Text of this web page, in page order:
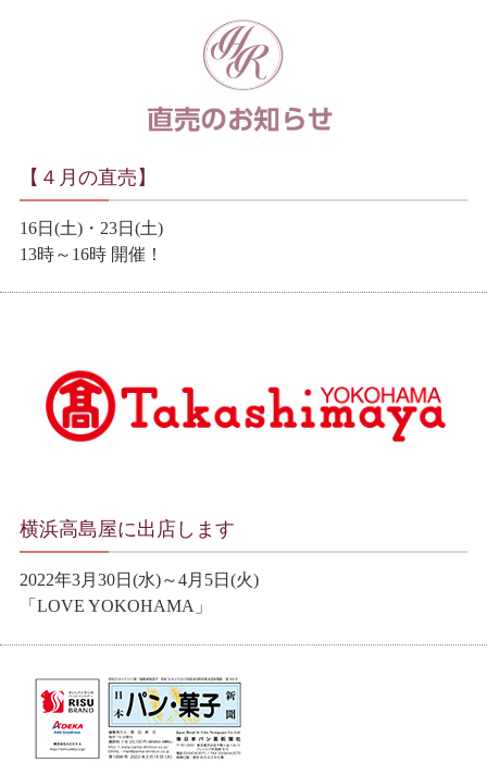
【４月の直売】
16日(土)・23日(土)
13時～16時 開催！
横浜高島屋に出店します
2022年3月30日(水)～4月5日(火)
「LOVE YOKOHAMA」